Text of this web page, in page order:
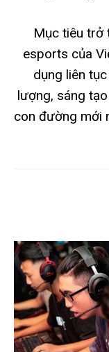
Mục tiêu trở
esports của
dụng liên
lượng, sáng
con đường mới